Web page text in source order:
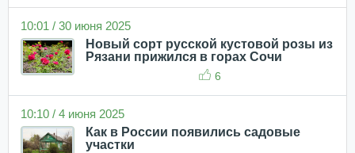
10:01 / 30 июня 2025
Новый сорт русской кустовой розы из
Рязани прижился в горах Сочи
6
10:10 / 4 июня 2025
Как в России появились садовые
участки